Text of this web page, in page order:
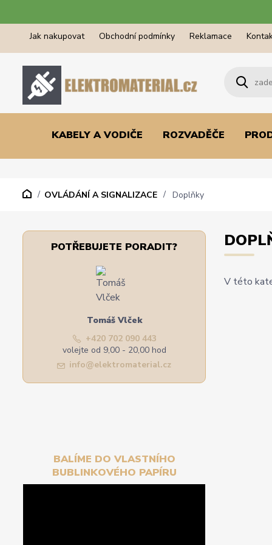
Jak nakupovat Obchodní podmínky Reklamace
KABELY A VODIČE ROZVADĚČE
OVLÁDÁNÍ A SIGNALIZACE Doplňky
V této
POTŘEBUJETE PORADIT?
Tomáš Vlček
+420 702 090 443
volejte od 9,00 - 20,00 hod
info@elektromaterial.cz
BALÍME DO VLASTNÍHO
BUBLINKOVÉHO PAPÍRU